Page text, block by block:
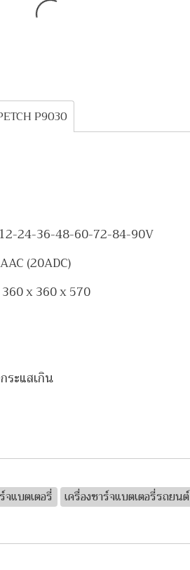
P9030
24-36-48-60-72-84-90V
(20ADC)
x 360 x 570
ระแสเกิน
จแบตเตอรี่ เครื่องชาร์จแบตเตอรี่รถยนต์